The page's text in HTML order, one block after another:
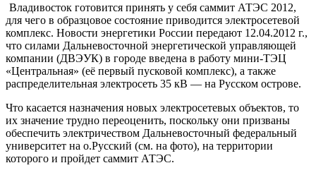
Владивосток готовится принять у себя саммит АТЭС 2012,
для чего в образцовое состояние приводится электросетевой
комплекс. Новости энергетики России передают 12.04.2012 г.,
что силами Дальневосточной энергетической управляющей
компании (ДВЭУК) в городе введена в работу мини-ТЭЦ
«Центральная» (её первый пусковой комплекс), а также
распределительная электросеть 35 кВ — на Русском острове.
Что касается назначения новых электросетевых объектов, то
их значение трудно переоценить, поскольку они призваны
обеспечить электричеством Дальневосточный федеральный
университет на о.Русский (см. на фото), на территории
которого и пройдет саммит АТЭС.